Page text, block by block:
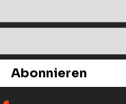
Abonnieren